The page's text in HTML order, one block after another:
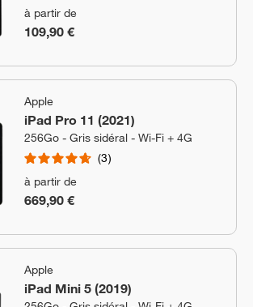
à partir de
109,90 €
Apple
iPad Pro 11 (2021)
256Go - Gris sidéral - Wi-Fi + 4G
3
à partir de
669,90 €
Apple
iPad Mini 5 (2019)